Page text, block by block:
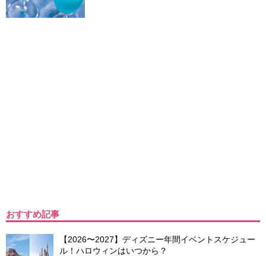
おすすめ記事
【2026〜2027】ディズニー年間イベントスケジュー
ル！ハロウィンはいつから？